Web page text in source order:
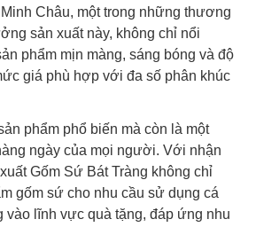
Châu, một trong những thương
sản xuất này, không chỉ nổi
phẩm mịn màng, sáng bóng và độ
giá phù hợp với đa số phân khúc
phẩm phổ biến mà còn là một
ngày của mọi người. Với nhận
Gốm Sứ Bát Tràng không chỉ
gốm sứ cho nhu cầu sử dụng cá
vào lĩnh vực quà tặng, đáp ứng nhu